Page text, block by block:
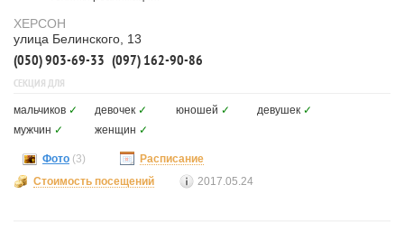
ХЕРСОН
улица Белинского, 13
(050) 903-69-33 (097) 162-90-86
СЕКЦИЯ ДЛЯ
мальчиков ✓ девочек ✓ юношей ✓ девушек ✓
мужчин ✓ женщин ✓
Фото (3)
Расписание
Стоимость посещений
2017.05.24